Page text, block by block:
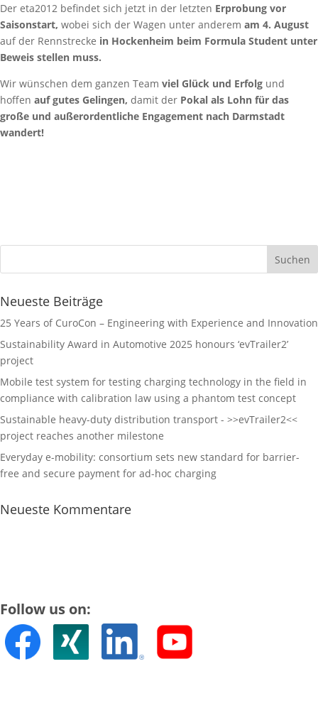
Der eta2012 befindet sich jetzt in der letzten Erprobung vor
Saisonstart, wobei sich der Wagen unter anderem am 4. August
auf der Rennstrecke in Hockenheim beim Formula Student unter
Beweis stellen muss.
Wir wünschen dem ganzen Team viel Glück und Erfolg und
hoffen auf gutes Gelingen, damit der Pokal als Lohn für das
große und außerordentliche Engagement nach Darmstadt
wandert!
Neueste Beiträge
25 Years of CuroCon – Engineering with Experience and Innovation
Sustainability Award in Automotive 2025 honours ‘evTrailer2’
project
Mobile test system for testing charging technology in the field in
compliance with calibration law using a phantom test concept
Sustainable heavy-duty distribution transport - >>evTrailer2<<
project reaches another milestone
Everyday e-mobility: consortium sets new standard for barrier-
free and secure payment for ad-hoc charging
Neueste Kommentare
Follow us on: